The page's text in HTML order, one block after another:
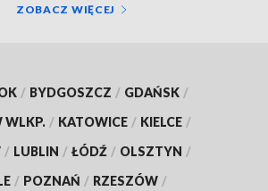
ZOBACZ WIĘCEJ
/ BYDGOSZCZ / GDAŃSK /
WLKP. / KATOWICE / KIELCE /
/ LUBLIN / ŁÓDŹ / OLSZTYN /
/ POZNAŃ / RZESZÓW /